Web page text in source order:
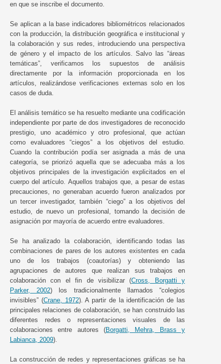
en que se inscribe el documento.
Se aplican a la base indicadores bibliométricos relacionados
con la producción, la distribución geográfica e institucional y
la colaboración y sus redes, introduciendo una perspectiva
de género y el impacto de los artículos. Salvo las “áreas
temáticas”, verificamos los supuestos de análisis
directamente por la información proporcionada en los
artículos, realizándose verificaciones externas solo en los
casos de duda.
El análisis temático se ha resuelto mediante una codificación
independiente por parte de dos investigadores de reconocido
prestigio, uno académico y otro profesional, que actúan
como evaluadores “ciegos” a los objetivos del estudio.
Cuando la contribución podía ser asignada a más de una
categoría, se priorizó aquella que se adecuaba más a los
objetivos principales de la investigación explicitados en el
cuerpo del artículo. Aquellos trabajos que, a pesar de estas
precauciones, no generaban acuerdo fueron analizados por
un tercer investigador, también “ciego” a los objetivos del
estudio, de nuevo un profesional, tomando la decisión de
asignación por mayoría de acuerdo entre evaluadores.
Se ha analizado la colaboración, identificando todas las
combinaciones de pares de los autores existentes en cada
uno de los trabajos (coautorías) y obteniendo las
agrupaciones de autores que realizan sus trabajos en
colaboración con el fin de visibilizar (Cross, Borgatti y
Parker, 2002) los tradicionalmente llamados “colegios
invisibles” (Crane, 1972). A partir de la identificación de las
principales relaciones de colaboración, se han construido las
diferentes redes o representaciones visuales de las
colaboraciones entre autores (Borgatti, Mehra, Brass y
Labianca, 2009).
La construcción de redes y representaciones gráficas se ha